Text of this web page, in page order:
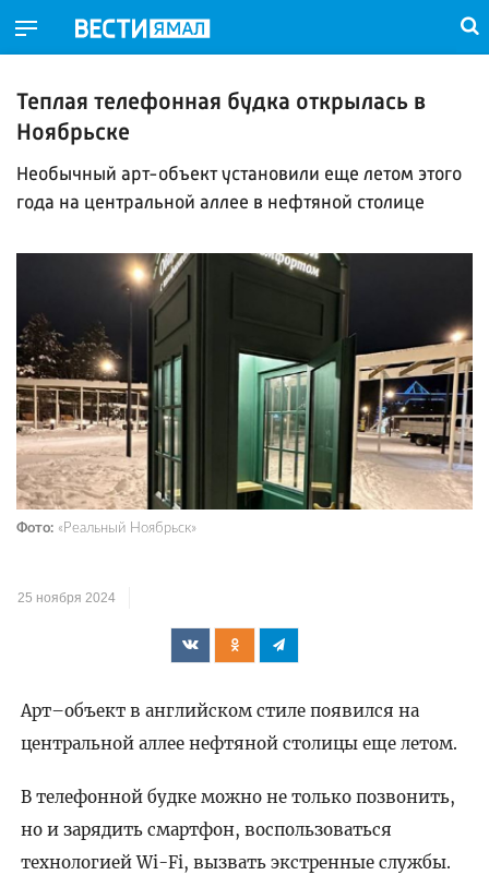
Теплая телефонная будка открылась в
Ноябрьске
Необычный арт-объект установили еще летом этого
года на центральной аллее в нефтяной столице
Фото: «Реальный Ноябрьск»
25 ноября 2024
Арт–объект в английском стиле появился на
центральной аллее нефтяной столицы еще летом.
В телефонной будке можно не только позвонить,
но и зарядить смартфон, воспользоваться
технологией Wi-Fi, вызвать экстренные службы.